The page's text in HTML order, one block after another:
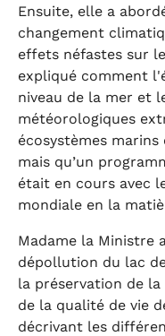
Ensuite, elle a
changement
effets néfastes sur
expliqué comment
niveau de la mer et
météorologiques
écosystèmes
mais qu’un
était en cours avec
mondiale en la
Madame la Ministre
dépollution du lac
la préservation de
de la qualité de vie
décrivant les